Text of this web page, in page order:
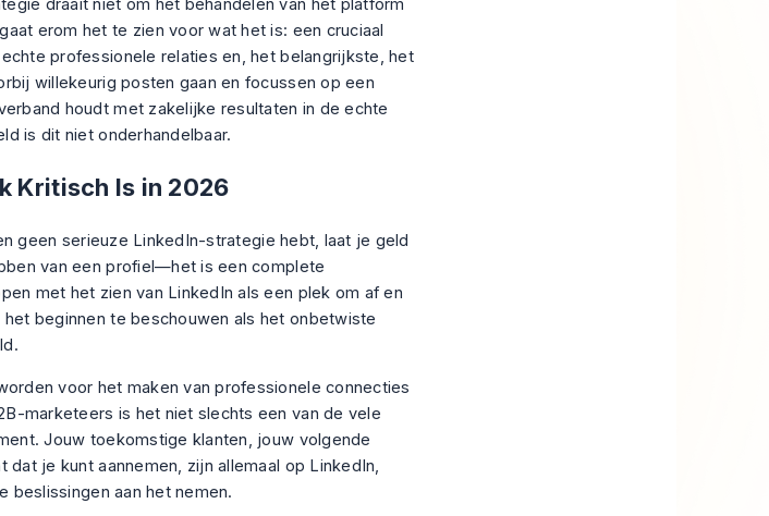
erom het te zien voor wat het is: een cruciaal
professionele relaties en, het belangrijkste, het
willekeurig posten gaan en focussen op een
houdt met zakelijke resultaten in de echte
is dit niet onderhandelbaar.
Kritisch Is in 2026
geen serieuze LinkedIn-strategie hebt, laat je geld
van een profiel—het is een complete
met het zien van LinkedIn als een plek om af en
beginnen te beschouwen als het onbetwiste
voor het maken van professionele connecties
marketeers is het niet slechts een van de vele
Jouw toekomstige klanten, jouw volgende
je kunt aannemen, zijn allemaal op LinkedIn,
beslissingen aan het nemen.